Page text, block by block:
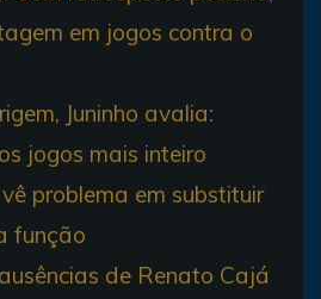
em jogos contra o
Juninho avalia:
jogos mais inteiro
problema em substituir
função
de Renato Cajá